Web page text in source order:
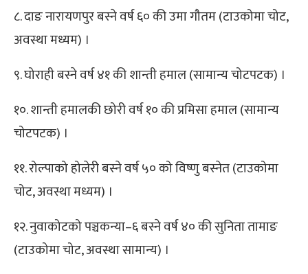
८. दाङ नारायणपुर बस्ने वर्ष ६० की उमा गौतम (टाउकोमा चोट,
अवस्था मध्यम) ।
९. घोराही बस्ने वर्ष ४१ की शान्ती हमाल (सामान्य चोटपटक) ।
१०. शान्ती हमालकी छोरी वर्ष १० की प्रमिसा हमाल (सामान्य
चोटपटक) ।
११. रोल्पाको होलेरी बस्ने वर्ष ५० को विष्णु बस्नेत (टाउकोमा
चोट, अवस्था मध्यम) ।
१२. नुवाकोटको पञ्चकन्या–६ बस्ने वर्ष ४० की सुनिता तामाङ
(टाउकोमा चोट, अवस्था सामान्य) ।